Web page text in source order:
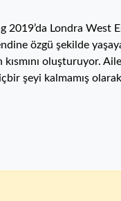
2019’da Londra West
özgü şekilde
oluşturuyor.
şeyi kalmamış